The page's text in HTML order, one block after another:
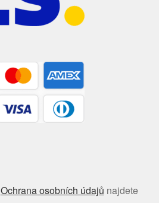
Ochrana osobních údajů najdete